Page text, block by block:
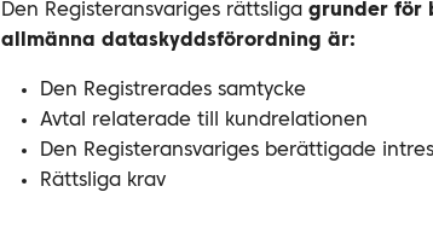
Den Registeransvariges rättsliga grunder för
allmänna dataskyddsförordning är:
Den Registrerades samtycke
Avtal relaterade till kundrelationen
Den Registeransvariges berättigade
Rättsliga krav